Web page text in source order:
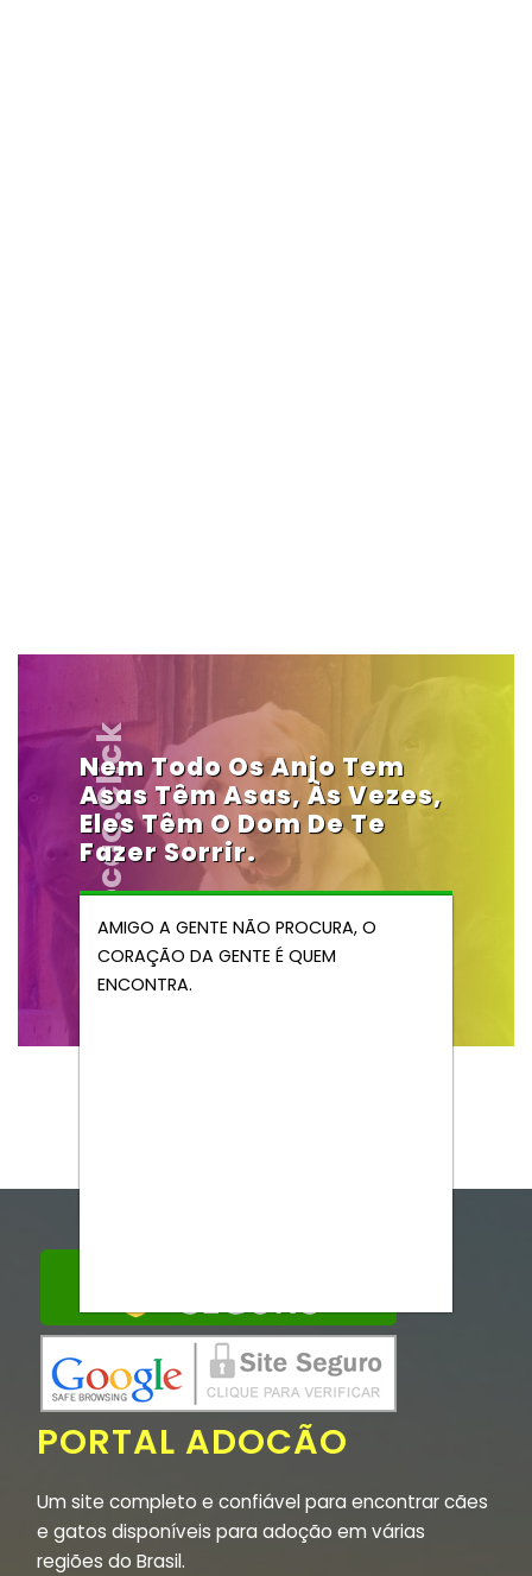
Vendocao.click
Nem Todo Os Anjo Tem
Asas Têm Asas, Às Vezes,
Eles Têm O Dom De Te
Fazer Sorrir.
AMIGO A GENTE NÃO PROCURA, O
CORAÇÃO DA GENTE É QUEM
ENCONTRA.
PORTAL ADOCÃO
Um site completo e confiável para encontrar cães
e gatos disponíveis para adoção em várias
regiões do Brasil.